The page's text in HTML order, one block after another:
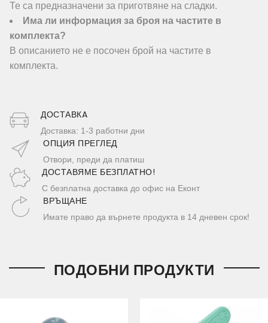
Те са предназначени за приготвяне на сладки.
Има ли информация за броя на частите в
комплекта?
В описанието не е посочен брой на частите в
комплекта.
ДОСТАВКA
Доставка: 1-3 работни дни
ОПЦИЯ ПРЕГЛЕД
Отвори, преди да платиш
ДОСТАВЯМЕ БЕЗПЛАТНО!
С безплатна доставка до офис на Еконт
ВРЪЩАНЕ
Имате право да върнете продукта в 14 дневен срок!
ПОДОБНИ ПРОДУКТИ